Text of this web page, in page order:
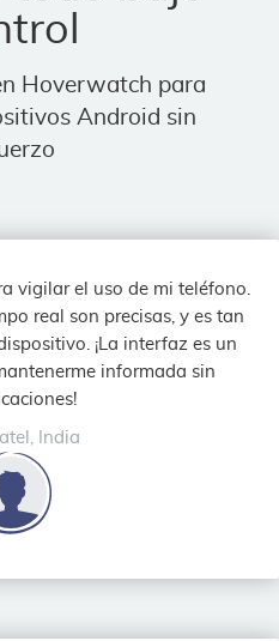
Hoverwatch para
Android sin
vigilar el uso de mi teléfono.
real son precisas, y es tan
¡La interfaz es un
informada sin
India